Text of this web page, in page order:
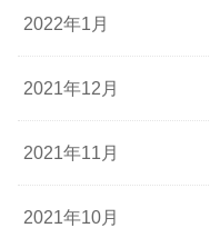
2022年1月
2021年12月
2021年11月
2021年10月